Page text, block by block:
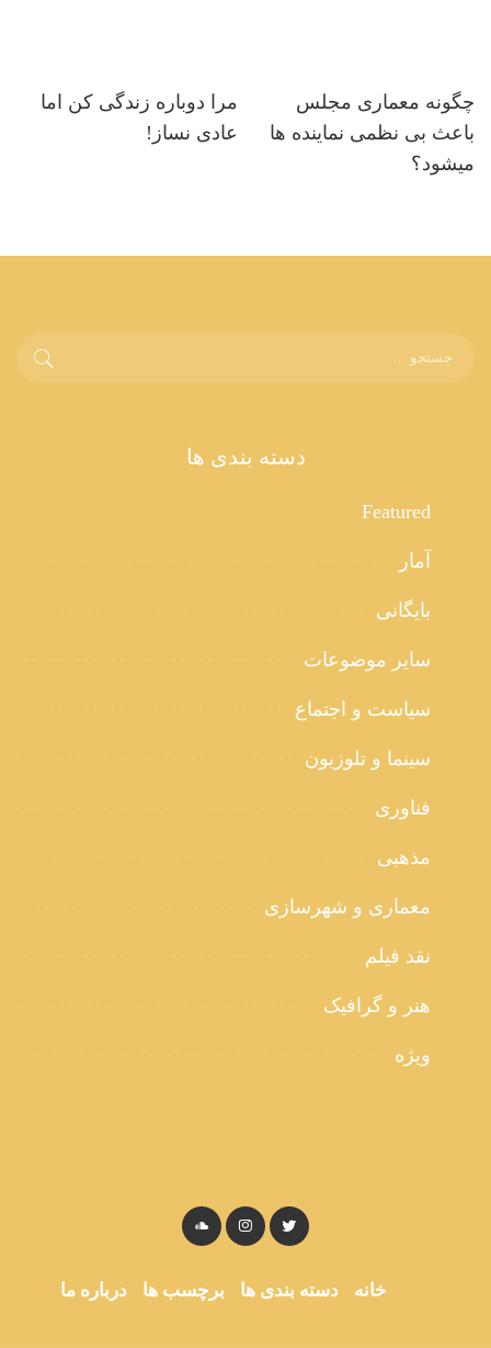
چگونه معماری مجلس
باعث بی نظمی نماینده ها
میشود؟
مرا دوباره زندگی کن اما
عادی نساز!
دسته بندی ها
Featured
آمار
بایگانی
سایر موضوعات
سیاست و اجتماع
سینما و تلوزیون
فناوری
مذهبی
معماری و شهرسازی
نقد فیلم
هنر و گرافیک
ویژه
خانه دسته بندی ها برچسب ها درباره ما